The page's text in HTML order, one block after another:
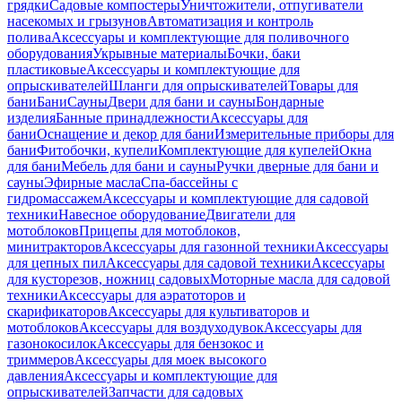
грядкиСадовые компостерыУничтожители, отпугиватели
насекомых и грызуновАвтоматизация и контроль
поливаАксессуары и комплектующие для поливочного
оборудованияУкрывные материалыБочки, баки
пластиковыеАксессуары и комплектующие для
опрыскивателейШланги для опрыскивателейТовары для
баниБаниСауныДвери для бани и сауныБондарные
изделияБанные принадлежностиАксессуары для
баниОснащение и декор для баниИзмерительные приборы для
баниФитобочки, купелиКомплектующие для купелейОкна
для баниМебель для бани и сауныРучки дверные для бани и
сауныЭфирные маслаСпа-бассейны с
гидромассажемАксессуары и комплектующие для садовой
техникиНавесное оборудованиеДвигатели для
мотоблоковПрицепы для мотоблоков,
минитракторовАксессуары для газонной техникиАксессуары
для цепных пилАксессуары для садовой техникиАксессуары
для кусторезов, ножниц садовыхМоторные масла для садовой
техникиАксессуары для аэратоторов и
скарификаторовАксессуары для культиваторов и
мотоблоковАксессуары для воздуходувокАксессуары для
газонокосилокАксессуары для бензокос и
триммеровАксессуары для моек высокого
давленияАксессуары и комплектующие для
опрыскивателейЗапчасти для садовых